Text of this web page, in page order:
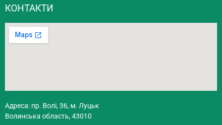
КОНТАКТИ
Адреса: пр. Волі, 36, м. Луцьк
Волинська область, 43010